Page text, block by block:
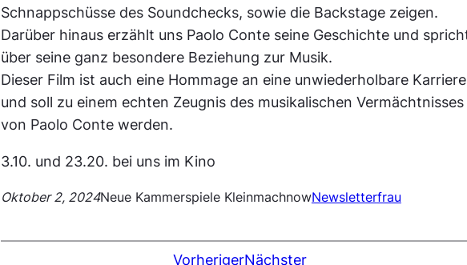
Schnappschüsse des Soundchecks, sowie die Backstage zeigen.
Darüber hinaus erzählt uns Paolo Conte seine Geschichte und
über seine ganz besondere Beziehung zur Musik.
Dieser Film ist auch eine Hommage an eine unwiederholbare Karriere
und soll zu einem echten Zeugnis des musikalischen Vermächtnisses
von Paolo Conte werden.
3.10. und 23.20. bei uns im Kino
Oktober 2, 2024Neue Kammerspiele KleinmachnowNewsletterfrau
VorherigerNächster